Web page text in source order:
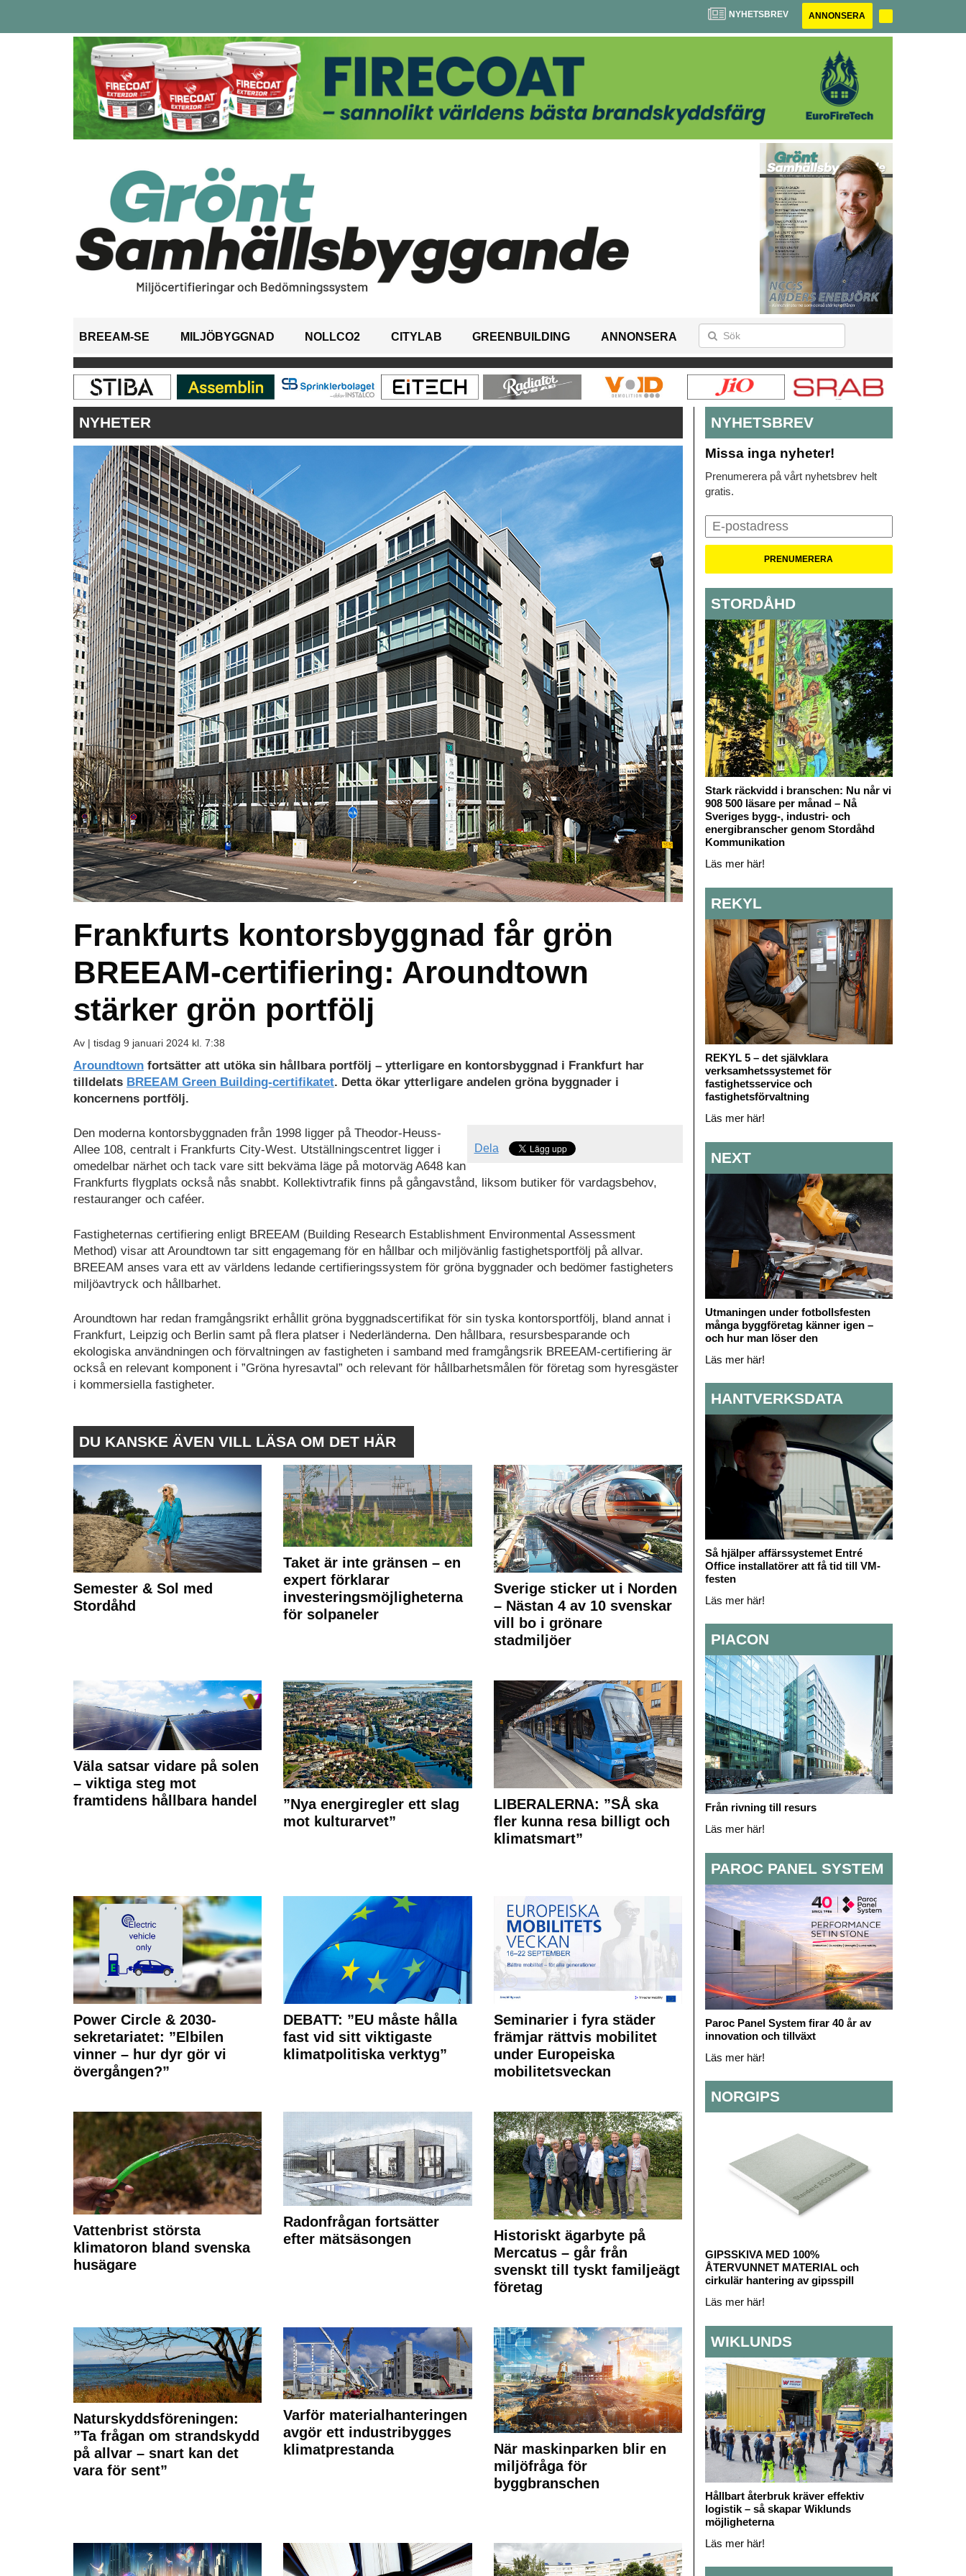
NYHETSBREV ANNONSERA
BREEAM-SE MILJÖBYGGNAD NOLLCO2 CITYLAB GREENBUILDING ANNONSERA
NYHETER
Frankfurts kontorsbyggnad får grön
BREEAM-certifiering: Aroundtown
stärker grön portfölj
Av | tisdag 9 januari 2024 kl. 7:38
Aroundtown fortsätter att utöka sin hållbara portfölj – ytterligare en kontorsbyggnad i Frankfurt har
tilldelats BREEAM Green Building-certifikatet. Detta ökar ytterligare andelen gröna byggnader i
koncernens portfölj.
Dela
Den moderna kontorsbyggnaden från 1998 ligger på Theodor-Heuss-
Allee 108, centralt i Frankfurts City-West. Utställningscentret ligger i
omedelbar närhet och tack vare sitt bekväma läge på motorväg A648 kan
Frankfurts flygplats också nås snabbt. Kollektivtrafik finns på gångavstånd, liksom butiker för vardagsbehov,
restauranger och caféer.
Fastigheternas certifiering enligt BREEAM (Building Research Establishment Environmental Assessment
Method) visar att Aroundtown tar sitt engagemang för en hållbar och miljövänlig fastighetsportfölj på allvar.
BREEAM anses vara ett av världens ledande certifieringssystem för gröna byggnader och bedömer fastigheters
miljöavtryck och hållbarhet.
Aroundtown har redan framgångsrikt erhållit gröna byggnadscertifikat för sin tyska kontorsportfölj, bland annat i
Frankfurt, Leipzig och Berlin samt på flera platser i Nederländerna. Den hållbara, resursbesparande och
ekologiska användningen och förvaltningen av fastigheten i samband med framgångsrik BREEAM-certifiering är
också en relevant komponent i ”Gröna hyresavtal” och relevant för hållbarhetsmålen för företag som hyresgäster
i kommersiella fastigheter.
DU KANSKE ÄVEN VILL LÄSA OM DET HÄR
Semester & Sol med
Stordåhd
Taket är inte gränsen – en
expert förklarar
investeringsmöjligheterna
för solpaneler
Sverige sticker ut i Norden
– Nästan 4 av 10 svenskar
vill bo i grönare
stadmiljöer
Väla satsar vidare på solen
– viktiga steg mot
framtidens hållbara handel
”Nya energiregler ett slag
mot kulturarvet”
LIBERALERNA: ”SÅ ska
fler kunna resa billigt och
klimatsmart”
Power Circle & 2030-
sekretariatet: ”Elbilen
vinner – hur dyr gör vi
övergången?”
DEBATT: ”EU måste hålla
fast vid sitt viktigaste
klimatpolitiska verktyg”
Seminarier i fyra städer
främjar rättvis mobilitet
under Europeiska
mobilitetsveckan
Vattenbrist största
klimatoron bland svenska
husägare
Radonfrågan fortsätter
efter mätsäsongen
Historiskt ägarbyte på
Mercatus – går från
svenskt till tyskt familjeägt
företag
Naturskyddsföreningen:
”Ta frågan om strandskydd
på allvar – snart kan det
vara för sent”
Varför materialhanteringen
avgör ett industribygges
klimatprestanda
När maskinparken blir en
miljöfråga för
byggbranschen
NYHETSBREV
Missa inga nyheter!
Prenumerera på vårt nyhetsbrev helt
gratis.
STORDÅHD
Stark räckvidd i branschen: Nu når vi
908 500 läsare per månad – Nå
Sveriges bygg-, industri- och
energibranscher genom Stordåhd
Kommunikation
Läs mer här!
REKYL
REKYL 5 – det självklara
verksamhetssystemet för
fastighetsservice och
fastighetsförvaltning
Läs mer här!
NEXT
Utmaningen under fotbollsfesten
många byggföretag känner igen –
och hur man löser den
Läs mer här!
HANTVERKSDATA
Så hjälper affärssystemet Entré
Office installatörer att få tid till VM-
festen
Läs mer här!
PIACON
Från rivning till resurs
Läs mer här!
PAROC PANEL SYSTEM
Paroc Panel System firar 40 år av
innovation och tillväxt
Läs mer här!
NORGIPS
GIPSSKIVA MED 100%
ÅTERVUNNET MATERIAL och
cirkulär hantering av gipsspill
Läs mer här!
WIKLUNDS
Hållbart återbruk kräver effektiv
logistik – så skapar Wiklunds
möjligheterna
Läs mer här!